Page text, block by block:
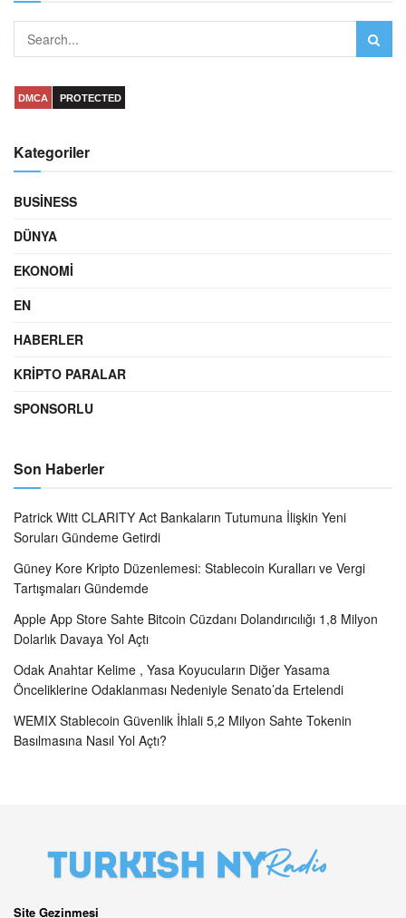
DMCA PROTECTED
Kategoriler
BUSINESS
DÜNYA
EKONOMI
EN
HABERLER
KRIPTO PARALAR
SPONSORLU
Son Haberler
Patrick Witt CLARITY Act Bankaların Tutumuna İlişkin Yeni
Soruları Gündeme Getirdi
Güney Kore Kripto Düzenlemesi: Stablecoin Kuralları ve Vergi
Tartışmaları Gündemde
Apple App Store Sahte Bitcoin Cüzdanı Dolandırıcılığı 1,8 Milyon
Dolarlık Davaya Yol Açtı
Odak Anahtar Kelime , Yasa Koyucuların Diğer Yasama
Önceliklerine Odaklanması Nedeniyle Senato’da Ertelendi
WEMIX Stablecoin Güvenlik İhlali 5,2 Milyon Sahte Tokenin
Basılmasına Nasıl Yol Açtı?
Site Gezinmesi